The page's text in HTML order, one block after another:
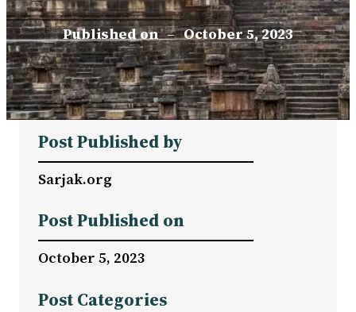
Published on – October 5, 2023
Post Published by
Sarjak.org
Post Published on
October 5, 2023
Post Categories